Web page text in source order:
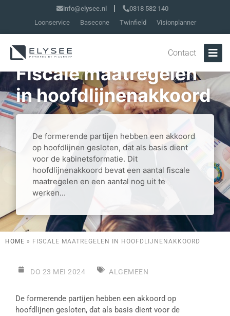
info@elysee.nl
0318 582 140
Loonservice
Basecone Twinfield Visionplanner
Contact
Fiscale maatregelen
in hoofdlijnenakkoord
De formerende partijen hebben een akkoord
op hoofdlijnen gesloten, dat als basis dient
voor de kabinetsformatie. Dit
hoofdlijnenakkoord bevat een aantal fiscale
maatregelen en een aantal nog uit te
werken...
HOME » FISCALE MAATREGELEN IN HOOFDLIJNENAKKOORD
DO 23 MEI 2024 ALGEMEEN
De formerende partijen hebben een akkoord op
hoofdlijnen gesloten, dat als basis dient voor de